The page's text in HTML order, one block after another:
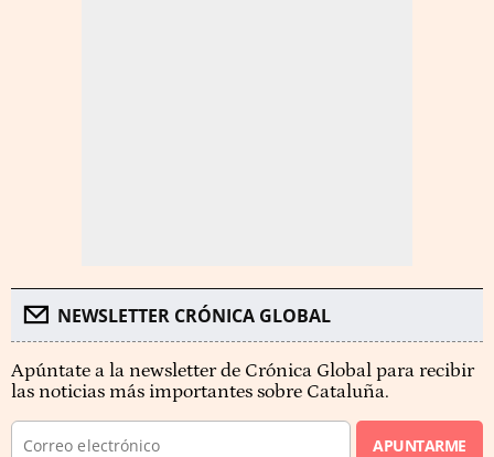
NEWSLETTER CRÓNICA GLOBAL
Apúntate a la newsletter de Crónica Global para recibir
las noticias más importantes sobre Cataluña.
APUNTARME